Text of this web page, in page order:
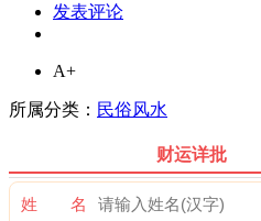
发表评论
A+
所属分类： 民俗风水
财运详批
姓 名